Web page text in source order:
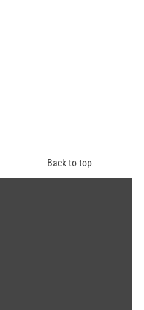
Back to top